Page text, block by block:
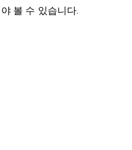
볼 수 있습니다.